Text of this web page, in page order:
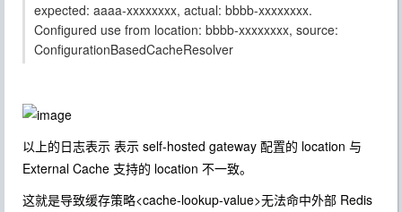
expected: aaaa-xxxxxxxx, actual: bbbb-xxxxxxxx.
Configured use from location: bbbb-xxxxxxxx, source:
ConfigurationBasedCacheResolver
以上的日志表示 表示 self-hosted gateway 配置的 location 与
External Cache 支持的 location 不一致。
这就是导致缓存策略<cache-lookup-value>无法命中外部 Redis